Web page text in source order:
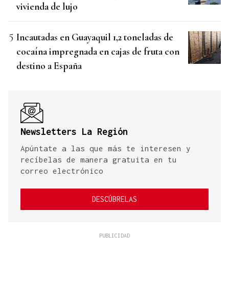
vivienda de lujo
Incautadas en Guayaquil 1,2 toneladas de
cocaína impregnada en cajas de fruta con
destino a España
Newsletters La Región
Apúntate a las que más te interesen y
recíbelas de manera gratuita en tu
correo electrónico
DESCÚBRELAS